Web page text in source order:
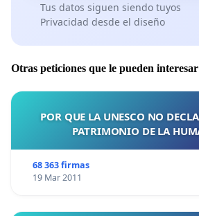
Tus datos siguen siendo tuyos
Privacidad desde el diseño
Otras peticiones que le pueden interesar
POR QUE LA UNESCO NO
PATRIMONIO DE LA
68 363 firmas
19 Mar 2011